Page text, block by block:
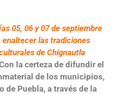
05, 06 y 07 de septiembre
enaltecer las tradiciones
de Chignautla
la certeza de difundir el
de los municipios,
de Puebla, a través de la